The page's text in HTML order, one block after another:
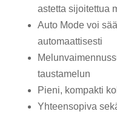
astetta sijoitettua
Auto Mode voi
automaattisesti
taustamelun
Pieni, kompakti
Yhteensopiva